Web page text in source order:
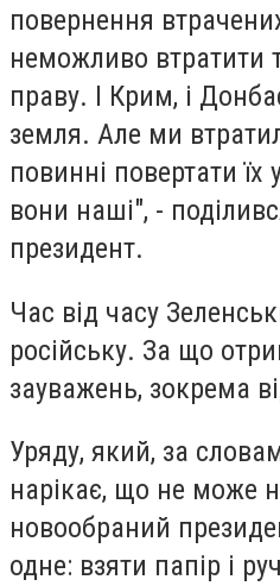
повернення
неможливо втратити
праву. І Крим, і
земля. Але ми
повинні повертати
вони наші", -
президент.
Час від часу
російську. За що
зауважень, зокрема
Уряду, який, за
нарікає, що не може
новообраний
одне: взяти папір і